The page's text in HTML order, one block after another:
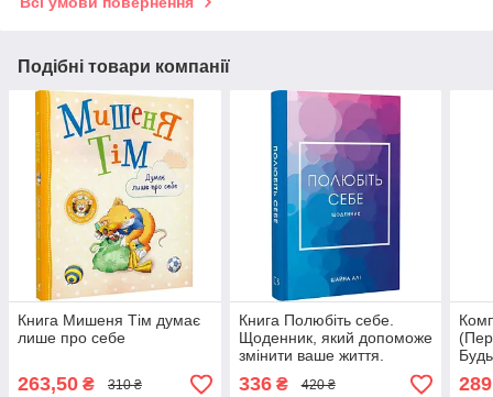
Подібні товари компанії
Книга Мишеня Тім думає
лише про себе
263,50 ₴ 310 ₴
Книга Полюбіть себе.
Щоденник, який допоможе
змінити ваше життя.
Шайна Алі
336₴ 420 ₴ 289